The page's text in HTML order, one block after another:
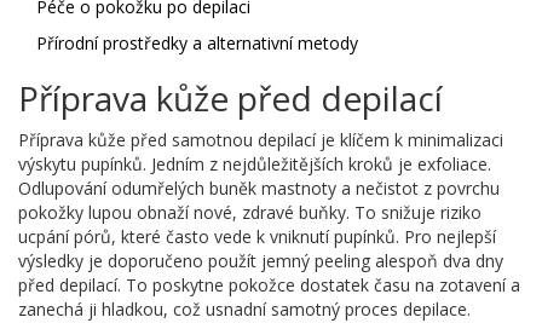
Péče o pokožku po depilaci
Přírodní prostředky a alternativní metody
Příprava kůže před depilací
Příprava kůže před samotnou depilací je klíčem k minimalizaci
výskytu pupínků. Jedním z nejdůležitějších kroků je exfoliace.
Odlupování odumřelých buněk mastnoty a nečistot z povrchu
pokožky lupou obnaží nové, zdravé buňky. To snižuje riziko
ucpání pórů, které často vede k vniknutí pupínků. Pro nejlepší
výsledky je doporučeno použít jemný peeling alespoň dva dny
před depilací. To poskytne pokožce dostatek času na zotavení a
zanechá ji hladkou, což usnadní samotný proces depilace.